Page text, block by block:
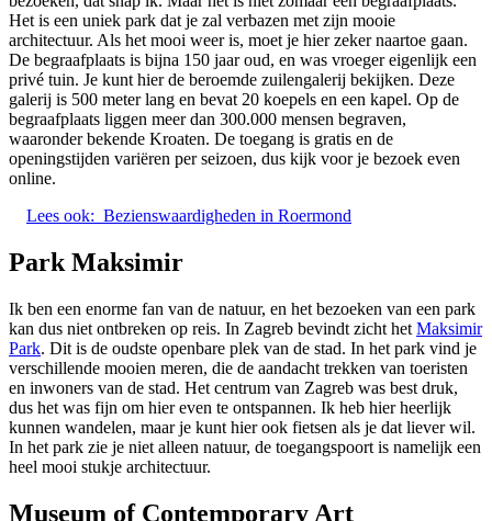
Het is een uniek park dat je zal verbazen met zijn mooie
architectuur. Als het mooi weer is, moet je hier zeker naartoe gaan.
De begraafplaats is bijna 150 jaar oud, en was vroeger eigenlijk een
privé tuin. Je kunt hier de beroemde zuilengalerij bekijken. Deze
galerij is 500 meter lang en bevat 20 koepels en een kapel. Op de
begraafplaats liggen meer dan 300.000 mensen begraven,
waaronder bekende Kroaten. De toegang is gratis en de
openingstijden variëren per seizoen, dus kijk voor je bezoek even
online.
Lees ook: Bezienswaardigheden in Roermond
Park Maksimir
Ik ben een enorme fan van de natuur, en het bezoeken van een park
kan dus niet ontbreken op reis. In Zagreb bevindt zicht het Maksimir
Park. Dit is de oudste openbare plek van de stad. In het park vind je
verschillende mooien meren, die de aandacht trekken van toeristen
en inwoners van de stad. Het centrum van Zagreb was best druk,
dus het was fijn om hier even te ontspannen. Ik heb hier heerlijk
kunnen wandelen, maar je kunt hier ook fietsen als je dat liever wil.
In het park zie je niet alleen natuur, de toegangspoort is namelijk een
heel mooi stukje architectuur.
Museum of Contemporary Art